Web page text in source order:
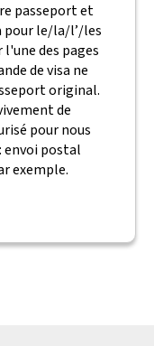
passeport et
pour le/la/l’/les
des pages
de visa ne
original.
de
pour nous
envoi postal
exemple.